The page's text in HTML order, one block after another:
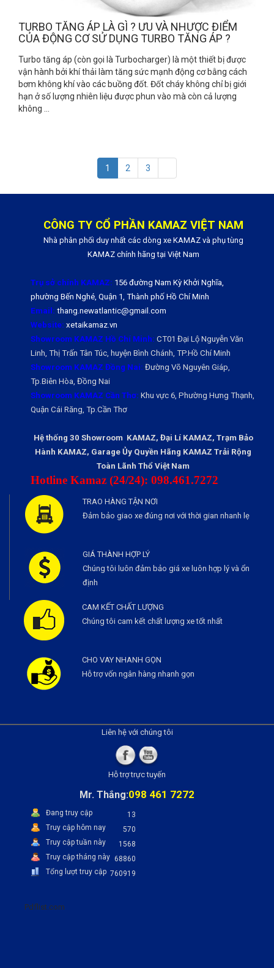
TURBO TĂNG ÁP LÀ GÌ ? ƯU VÀ NHƯỢC ĐIỂM
CỦA ĐỘNG CƠ SỬ DỤNG TURBO TĂNG ÁP ?
Turbo tăng áp (còn gọi là Turbocharger) là một thiết bị được
vận hành bởi khí thải làm tăng sức mạnh động cơ bằng cách
bơm không khí vào các buồng đốt. Đốt cháy không chỉ bị giới
hạn ở số lượng nhiên liệu được phun vào mà còn cả lượng
không ...
1 2 3
CÔNG TY CỔ PHẦN KAMAZ VIỆT NAM
Nhà phân phối duy nhất các dòng xe KAMAZ và phụ tùng
KAMAZ chính hãng tại Việt Nam
Trụ sở chính KAMAZ: 156 đường Nam Kỳ Khởi Nghĩa,
phường Bến Nghé, Quận 1, Thành phố Hồ Chí Minh
Email: thang.newatlantic@gmail.com
Website: xetaikamaz.vn
Showroom KAMAZ Hồ Chí Minh: CT01 Đại Lộ Nguyễn Văn
Linh, Thị Trấn Tân Túc, huyện Bình Chánh, TP.Hồ Chí Minh
Showroom KAMAZ Đồng Nai: Đường Võ Nguyên Giáp,
Tp.Biên Hòa, Đồng Nai
Showroom KAMAZ Cần Thơ: Khu vực 6, Phường Hưng Thạnh,
Quận Cái Răng, Tp.Cần Thơ
Hệ thống 30 Showroom KAMAZ, Đại Lí KAMAZ, Trạm Bảo
Hành KAMAZ, Garage Ủy Quyền Hãng KAMAZ Trải Rộng
Toàn Lãnh Thổ Việt Nam
Hotline Kamaz (24/24): 098.461.7272
TRAO HÀNG TẬN NƠI
Đảm bảo giao xe đúng nơi với thời gian nhanh lẹ
GIÁ THÀNH HỢP LÝ
Chúng tôi luôn đảm bảo giá xe luôn hợp lý và ổn
định
CAM KẾT CHẤT LƯỢNG
Chúng tôi cam kết chất lượng xe tốt nhất
CHO VAY NHANH GỌN
Hỗ trợ vốn ngân hàng nhanh gọn
Liên hệ với chúng tôi
Hỗ trợ trực tuyến
Mr. Thắng:098 461 7272
Đang truy cập
13
Truy cập hôm nay
570
Truy cập tuần này
1568
Truy cập tháng này 68860
Tổng lượt truy cập 760919
Pdflist.com